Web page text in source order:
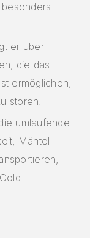
er über
die das
ermöglichen,
stören.
umlaufende
Mäntel